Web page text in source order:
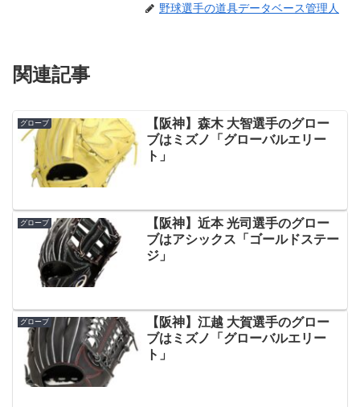
野球選手の道具データベース管理人
関連記事
グローブ
【阪神】森木 大智選手のグロー
ブはミズノ「グローバルエリー
ト」
グローブ
【阪神】近本 光司選手のグロー
ブはアシックス「ゴールドステー
ジ」
グローブ
【阪神】江越 大賀選手のグロー
ブはミズノ「グローバルエリー
ト」